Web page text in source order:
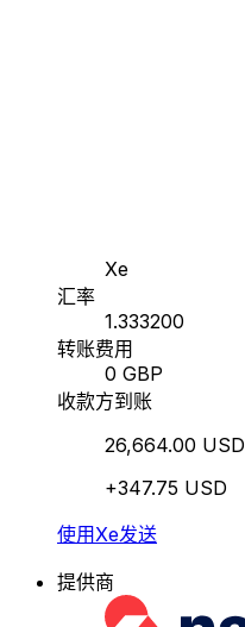
Xe
汇率
1.333200
转账费用
0 GBP
收款方到账
26,664.00 USD
+347.75 USD
使用Xe发送
提供商